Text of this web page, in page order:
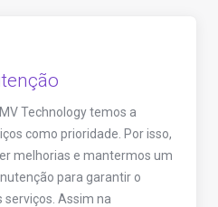
Technology temos a
como prioridade. Por isso,
melhorias e mantermos um
para garantir o
Assim na